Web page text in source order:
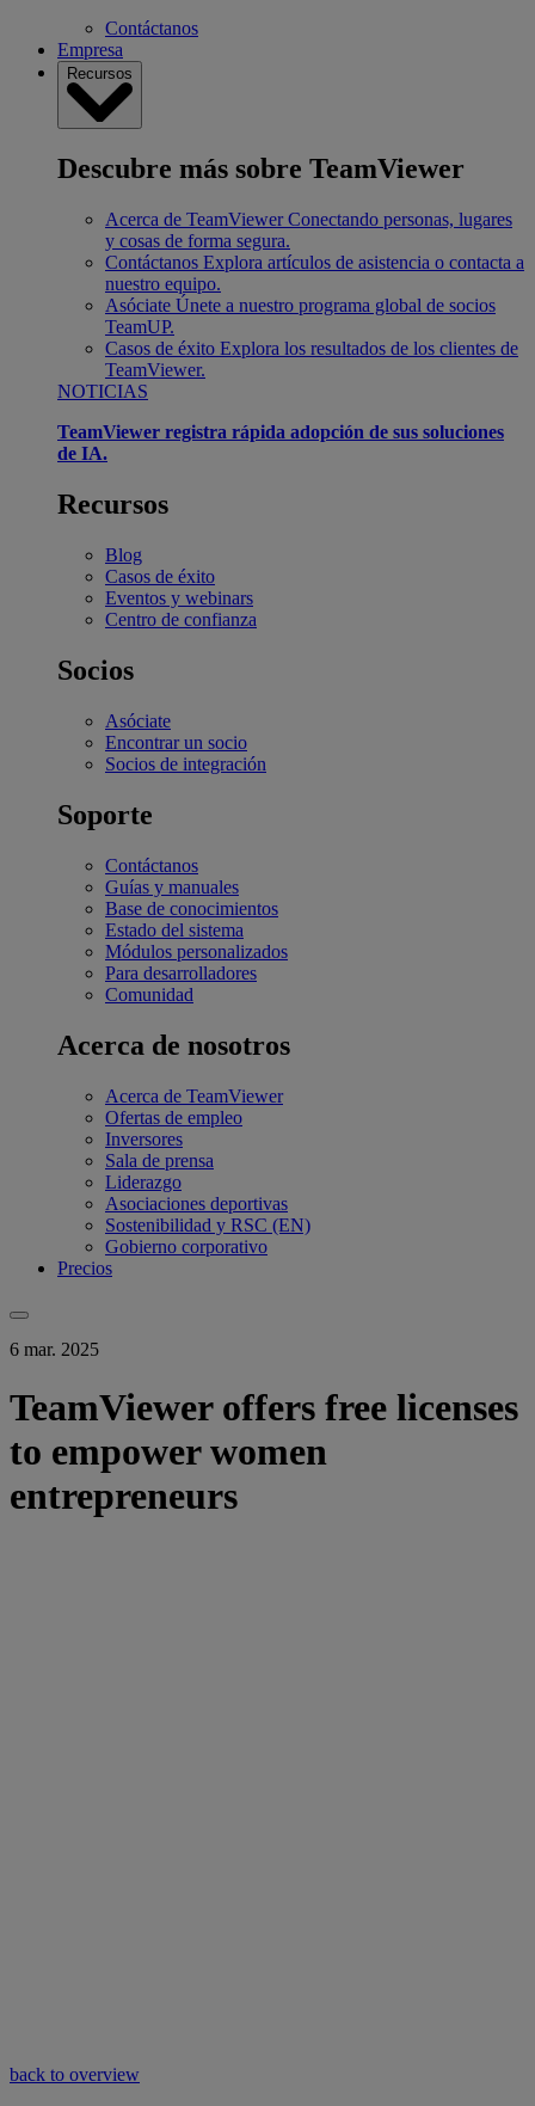
Contáctanos
Empresa
Recursos
Descubre más sobre TeamViewer
Acerca de TeamViewer Conectando personas, lugares
y cosas de forma segura.
Contáctanos Explora artículos de asistencia o contacta a
nuestro equipo.
Asóciate Únete a nuestro programa global de socios
TeamUP.
Casos de éxito Explora los resultados de los clientes de
TeamViewer.
NOTICIAS
TeamViewer registra rápida adopción de sus soluciones
de IA.
Recursos
Blog
Casos de éxito
Eventos y webinars
Centro de confianza
Socios
Asóciate
Encontrar un socio
Socios de integración
Soporte
Contáctanos
Guías y manuales
Base de conocimientos
Estado del sistema
Módulos personalizados
Para desarrolladores
Comunidad
Acerca de nosotros
Acerca de TeamViewer
Ofertas de empleo
Inversores
Sala de prensa
Liderazgo
Asociaciones deportivas
Sostenibilidad y RSC (EN)
Gobierno corporativo
Precios
6 mar. 2025
TeamViewer offers free licenses
to empower women
entrepreneurs
back to overview